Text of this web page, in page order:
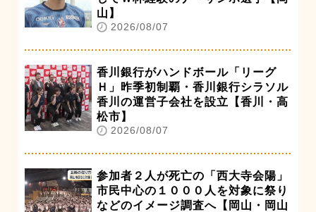
山】
2026/08/07
香川銀行がハンドボール「リーグ
Ｈ」昨季初制覇・香川銀行シラソル
香川の運営子会社を設立【香川・高
松市】
2026/08/07
参加者２人が死亡の「西大寺会陽」
市民中心の１０００人を対象に祭り
などのイメージ調査へ【岡山・岡山